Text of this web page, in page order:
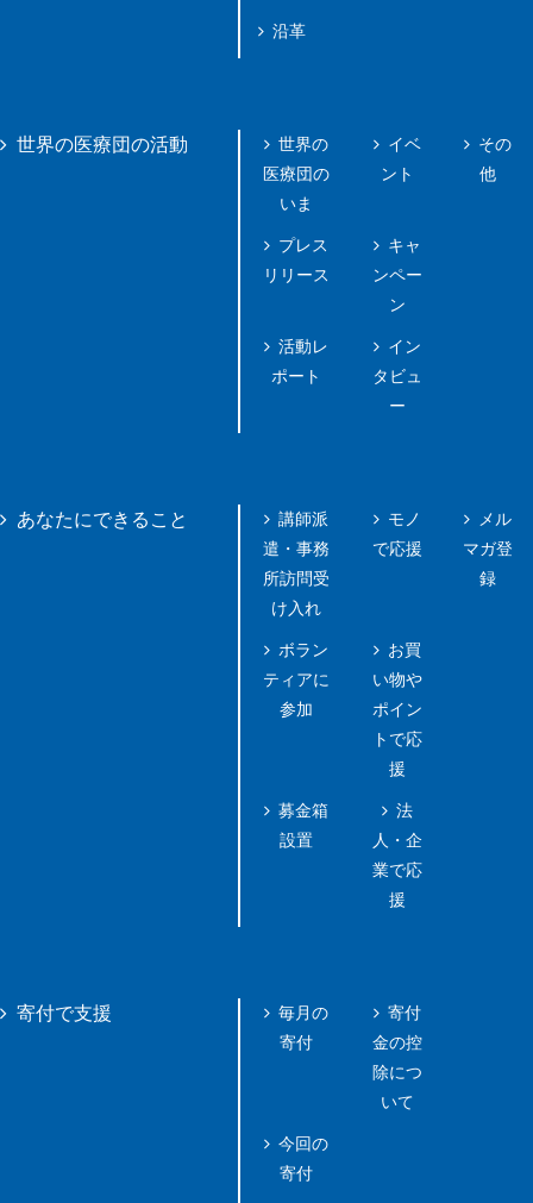
沿革
世界の医療団の活動
世界の
医療団の
いま
プレス
リリース
活動レ
ポート
イベ
ント
キャ
ンペー
ン
イン
タビュ
ー
その
他
あなたにできること
講師派
遣・事務
所訪問受
け入れ
ボラン
ティアに
参加
募金箱
設置
モノ
で応援
お買
い物や
ポイン
トで応
援
法
人・企
業で応
援
メル
マガ登
録
寄付で支援
毎月の
寄付
今回の
寄付
寄付
金の控
除につ
いて